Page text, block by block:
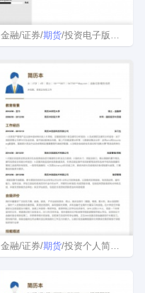
金融/证券/期货/投资电子版简历模板
金融/证券/期货/投资个人简历表